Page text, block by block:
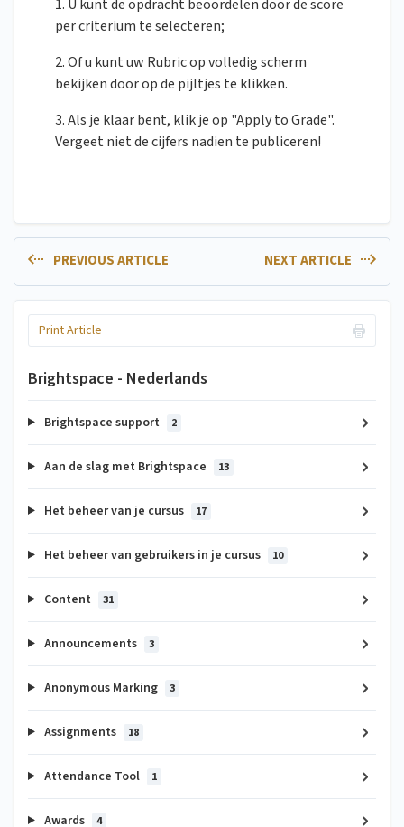
1. U kunt de opdracht beoordelen door de score
per criterium te selecteren;
2. Of u kunt uw Rubric op volledig scherm
bekijken door op de pijltjes te klikken.
3. Als je klaar bent, klik je op "Apply to Grade".
Vergeet niet de cijfers nadien te publiceren!
PREVIOUS ARTICLE NEXT ARTICLE
Print Article
Brightspace - Nederlands
Brightspace support 2
Aan de slag met Brightspace 13
Het beheer van je cursus 17
Het beheer van gebruikers in je cursus 10
Content 31
Announcements 3
Anonymous Marking 3
Assignments 18
Attendance Tool 1
Awards 4